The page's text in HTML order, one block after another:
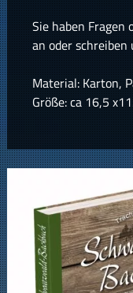
Sie haben Fragen
an oder schreiben
Material: Karton,
Größe: ca 16,5